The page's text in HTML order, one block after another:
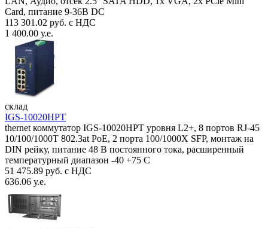
Card, питание 9-36В DC
113 301.02 руб. с НДС
1 400.00 у.е.
склад
IGS-10020HPT
thernet коммутатор IGS-10020HPT уровня L2+, 8 портов RJ-45
10/100/1000T 802.3at PoE, 2 порта 100/1000X SFP, монтаж на
DIN рейку, питание 48 В постоянного тока, расширенный
температурный диапазон -40 +75 С
51 475.89 руб. с НДС
636.06 у.е.